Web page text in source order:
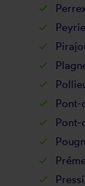
Pont-
Pont-